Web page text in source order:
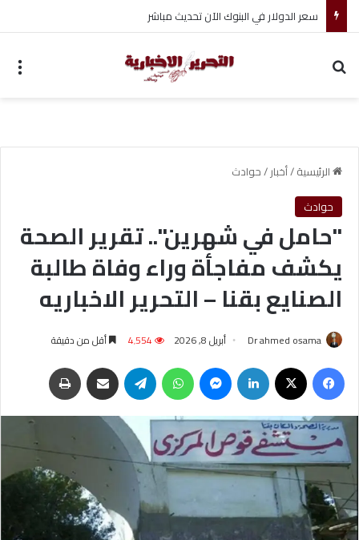
ضبط متهم بممارسة انتحال صفة ضابط واستيقاف السيارات
الرئيسية/أخبار/حوادث
حوادث
"حامل في شهرين".. تقرير الصحة
يكشف مفاجأة وراء وفاة طالبة
الصنايع بقنا – التحرير الاخباريه
Dr ahmed osama أبريل 8, 2026 4٬554 أقل من دقيقة